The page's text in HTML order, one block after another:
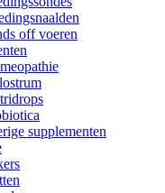
off voeren
supplementen